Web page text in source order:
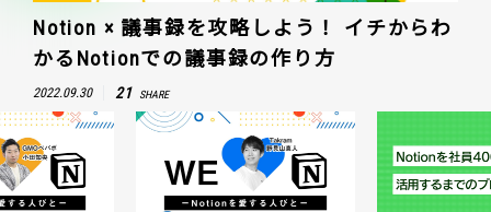
Notion × 議事録を攻略しよう！ イチからわ
かるNotionでの議事録の作り方
2022.09.30 21 SHARE